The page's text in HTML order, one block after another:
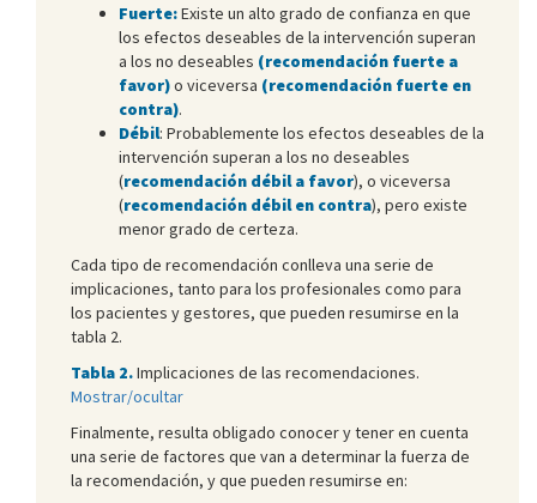
Fuerte:Existe un alto grado de confianza en que
los efectos deseables de la intervención superan
a los no deseables (recomendación fuerte a
favor)o viceversa (recomendación fuerte en
contra).
Débil: Probablemente los efectos deseables de la
intervención superan a los no deseables
(recomendación débil a favor), o viceversa
(recomendación débil en contra), pero existe
menor grado de certeza.
Cada tipo de recomendación conlleva una serie de
implicaciones, tanto para los profesionales como para
los pacientes y gestores, que pueden resumirse en la
tabla 2.
Tabla 2.Implicaciones de las recomendaciones.
Mostrar/ocultar
Finalmente, resulta obligado conocer y tener en cuenta
una serie de factores que van a determinar la fuerza de
la recomendación, y que pueden resumirse en: